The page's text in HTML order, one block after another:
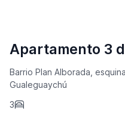
Apartamento 3
Barrio Plan Alborada,
Gualeguaychú
3